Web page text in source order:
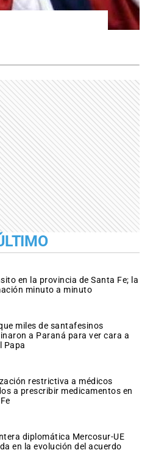
en la provincia de Santa Fe; la
minuto a minuto
miles de santafesinos
a Paraná para ver cara a
Papa
restrictiva a médicos
a prescribir medicamentos en
diplomática Mercosur-UE
en la evolución del acuerdo